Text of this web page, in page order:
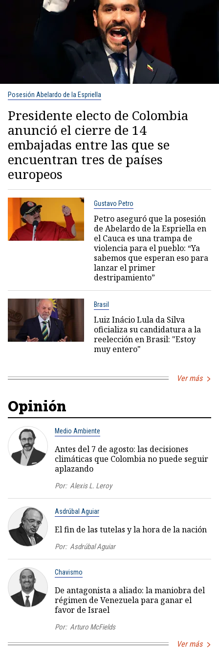
Posesión Abelardo de la Espriella
Presidente electo de Colombia
anunció el cierre de 14
embajadas entre las que se
encuentran tres de países
europeos
Gustavo Petro
Petro aseguró que la posesión
de Abelardo de la Espriella en
el Cauca es una trampa de
violencia para el pueblo: “Ya
sabemos que esperan eso para
lanzar el primer
destripamiento”
Brasil
Luiz Inácio Lula da Silva
oficializa su candidatura a la
reelección en Brasil: "Estoy
muy entero"
Ver más
Opinión
Medio Ambiente
Antes del 7 de agosto: las decisiones
climáticas que Colombia no puede seguir
aplazando
Por: Alexis L. Leroy
Asdrúbal Aguiar
El fin de las tutelas y la hora de la nación
Por: Asdrúbal Aguiar
Chavismo
De antagonista a aliado: la maniobra del
régimen de Venezuela para ganar el
favor de Israel
Por: Arturo McFields
Ver más